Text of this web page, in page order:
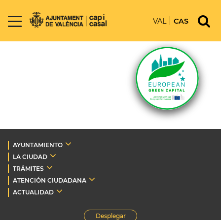
VAL CAS
AYUNTAMIENTO
LA CIUDAD
TRÁMITES
ATENCIÓN CIUDADANA
ACTUALIDAD
Desplegar